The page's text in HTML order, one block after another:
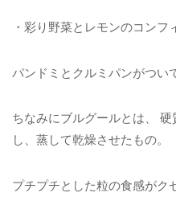
・彩り野菜とレモンのコン
パンドミとクルミパンがつい
ちなみにブルグールとは、
し、蒸して乾燥させたもの。
プチプチとした粒の食感がク